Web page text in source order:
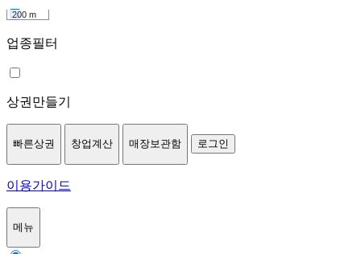
200 m
업종필터
상권만들기
빠른상권 창업계산 매장보관함 로그인
이용가이드
메뉴